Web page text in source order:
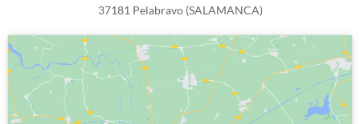
37181 Pelabravo (SALAMANCA)